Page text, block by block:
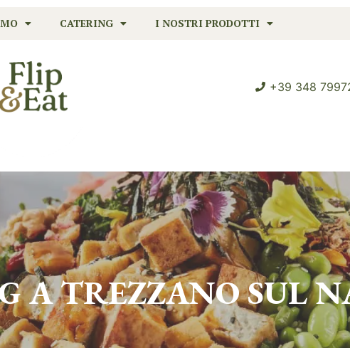
CATERING I NOSTRI PRODOTTI
+39 348
ATREZZANO SUL